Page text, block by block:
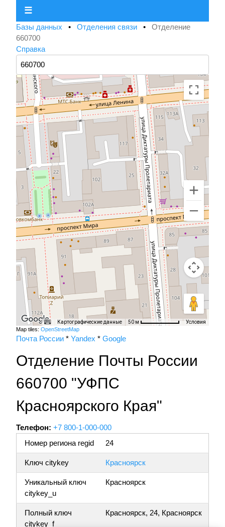
☰
Базы данных • Отделения связи • Отделение
660700
Справка
Картографические данные 50 м Условия
Map tiles: OpenStreetMap
Почта России * Yandex * Google
Отделение Почты России
660700 "УФПС
Красноярского Края"
Телефон: +7 800-1-000-000
Номер региона regid
24
Ключ citykey Красноярск
Уникальный ключ
citykey_u
Красноярск
Полный ключ
citykey_f
Красноярск, 24, Красноярск